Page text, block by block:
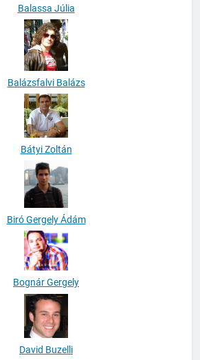
Balassa Júlia
Balázsfalvi Balázs
Bátyi Zoltán
Biró Gergely Ádám
Bognár Gergely
David Buzelli